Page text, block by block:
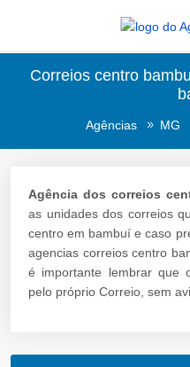
Correios centro
Agências MG
Agência dos correios
as unidades dos correios
centro em bambuí e caso
agencias correios centro
é importante lembrar que
pelo próprio Correio, sem